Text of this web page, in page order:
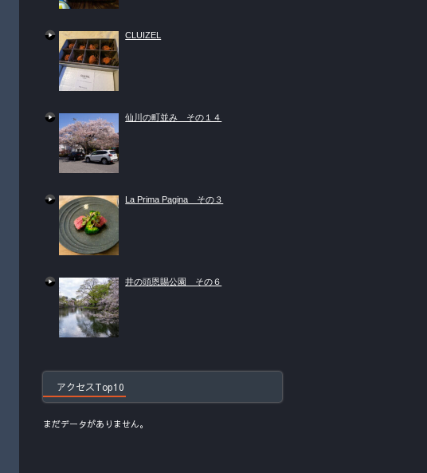
CLUIZEL
仙川の町並み その１４
La Prima Pagina その３
井の頭恩賜公園 その６
アクセスTop10
まだデータがありません。